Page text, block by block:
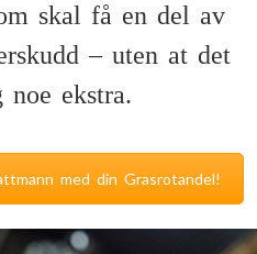
skal få en del av
– uten at det
noe ekstra.
med din Grasrotandel!